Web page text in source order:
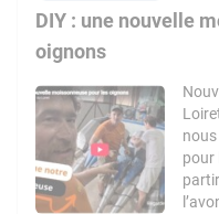
DIY : une nouvelle
oignons
pour